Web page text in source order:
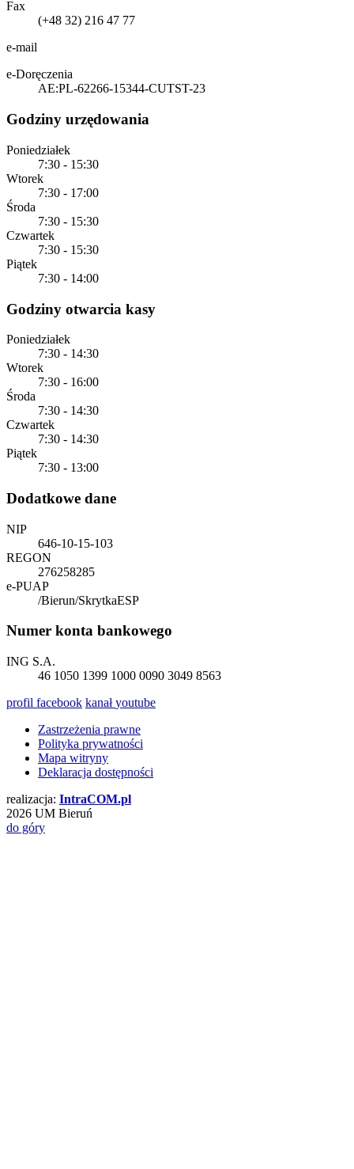
Fax
(+48 32) 216 47 77
e-mail
e-Doręczenia
AE:PL-62266-15344-CUTST-23
Godziny urzędowania
Poniedziałek
7:30 - 15:30
Wtorek
7:30 - 17:00
Środa
7:30 - 15:30
Czwartek
7:30 - 15:30
Piątek
7:30 - 14:00
Godziny otwarcia kasy
Poniedziałek
7:30 - 14:30
Wtorek
7:30 - 16:00
Środa
7:30 - 14:30
Czwartek
7:30 - 14:30
Piątek
7:30 - 13:00
Dodatkowe dane
NIP
646-10-15-103
REGON
276258285
e-PUAP
/Bierun/SkrytkaESP
Numer konta bankowego
ING S.A.
46 1050 1399 1000 0090 3049 8563
profil facebook kanałyoutube
Zastrzeżenia prawne
Polityka prywatności
Mapa witryny
Deklaracja dostępności
realizacja: IntraCOM.pl
2026 UM Bieruń
do góry